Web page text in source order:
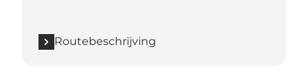
Routebeschrijving